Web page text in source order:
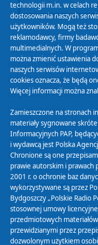
Polityka Prywatności
Zasady korzystania z
Organizacje Pożytku
Cyfryzacja DAB+
Polityka ochrony danych
Abonament
Zamówienia publiczne
Biuletyn Informacji
technologii m.in. w celach
dostosowania naszych
użytkowników. Mogą też
reklamodawcy, firmy
multimedialnych. W
można zmienić ustawienia
naszych serwisów
cookies oznacza, że będą
Więcej informacji można
Zamieszczone na stronach
materiały sygnowane
Informacyjnych PAP,
i wydawcą jest Polska
Chronione są one
prawie autorskim i prawach
2001 r. o ochronie baz
wykorzystywane są przez
Bydgoszczy „Polskie Radio
stosownej umowy
przedmiotowych
przewidzianymi przez
dozwolonym użytkiem